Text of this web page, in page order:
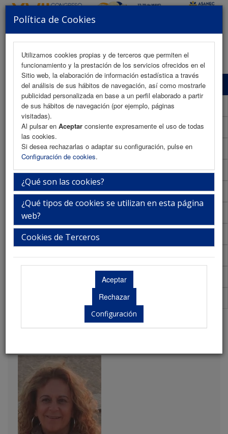
Política de Cookies
Utilizamos cookies propias y de terceros que permiten el
funcionamiento y la prestación de los servicios ofrecidos en el
Sitio web, la elaboración de información estadística a través
del análisis de sus hábitos de navegación, así como mostrarle
publicidad personalizada en base a un perfil elaborado a partir
de sus hábitos de navegación (por ejemplo, páginas
visitadas).
Al pulsar en Aceptar consiente expresamente el uso de todas
las cookies.
Si desea rechazarlas o adaptar su configuración, pulse en
Configuración de cookies.
¿Qué son las cookies?
¿Qué tipos de cookies se utilizan en esta página
web?
Cookies de Terceros
Configuración
MENU
Programa Científico
Programa Científico (PDF)
Cronograma Programa Científico
Normativa comunicaciones
Envío de comunicaciones
Descargar normativa
Plantilla
Talleres
Aula Virtual de Comunicaciones
María José Ariza Conejero